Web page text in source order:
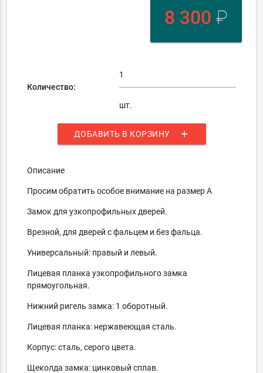
8 300 ₽
Количество:
шт.
ДОБАВИТЬ В КОРЗИНУ add
Описание
Просим обратить особое внимание на размер А
Замок для узкопрофильных дверей.
Врезной, для дверей с фальцем и без фальца.
Универсальный: правый и левый.
Лицевая планка узкопрофильного замка
прямоугольная.
Нижний ригель замка: 1 оборотный.
Лицевая планка: нержавеющая сталь.
Корпус: сталь, серого цвета.
Щеколда замка: цинковый сплав.